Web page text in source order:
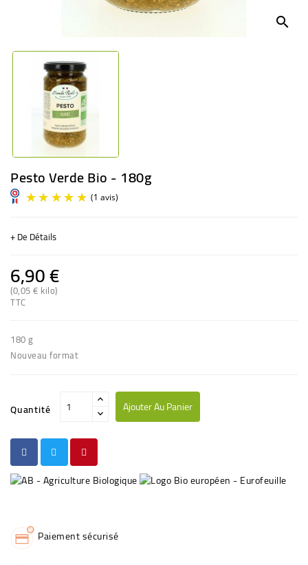
search
Pesto Verde Bio - 180g
+ De Détails
6,90 €
(0,05 € kilo)
TTC
180 g
Nouveau format
Quantité Ajouter Au Panier
Paiement sécurisé